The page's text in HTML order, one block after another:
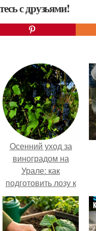
с друзьями!
Осенний уход за
виноградом на
Урале: как
подготовить лозу к
зиме